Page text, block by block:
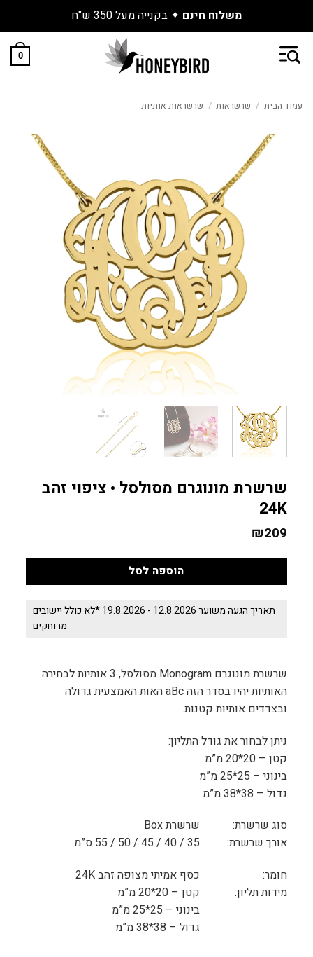
את התכשיטים החדשים שנחתו באתר
0
עמוד הבית / שרשראות / שרשראות אותיות
שרשרת מונוגרם מסולסל • ציפוי זהב
24K
₪209
הוספה לסל
תאריך הגעה משוער 12.8.2026 - 19.8.2026 *לא כולל יישובים
מרוחקים
שרשרת מונוגרם Monogram מסולסל, 3 אותיות לבחירה.
האותיות יהיו בסדר הזה aBc האות האמצעית גדולה
ובצדדים אותיות קטנות.
ניתן לבחור את גודל התליון:
קטן – 20*20 מ”מ
בינוני – 25*25 מ”מ
גדול – 38*38 מ”מ
סוג שרשרת:
אורך שרשרת:
חומר:
מידות תליון:
שרשרת Box
35 / 40 / 45 / 50 / 55 ס”מ
כסף אמיתי מצופה זהב 24K
קטן – 20*20 מ”מ
בינוני – 25*25 מ”מ
גדול – 38*38 מ”מ